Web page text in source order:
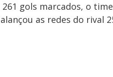
gols marcados, o
as redes do rival